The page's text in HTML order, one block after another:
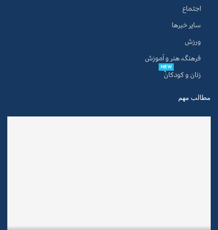
اجتماع
سایر خبرها
ورزش
فرهنگ، هنر و آموزش
زنان و کودکان
NEW
مطالب مهم